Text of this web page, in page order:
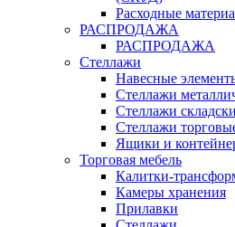
Расходные
РАСПРОДАЖА
РАСПРОДАЖА
Стеллажи
Навесные
Стеллажи
Стеллажи
Стеллажи
Ящики и
Торговая мебель
Калитки-
Камеры хранения
Прилавки